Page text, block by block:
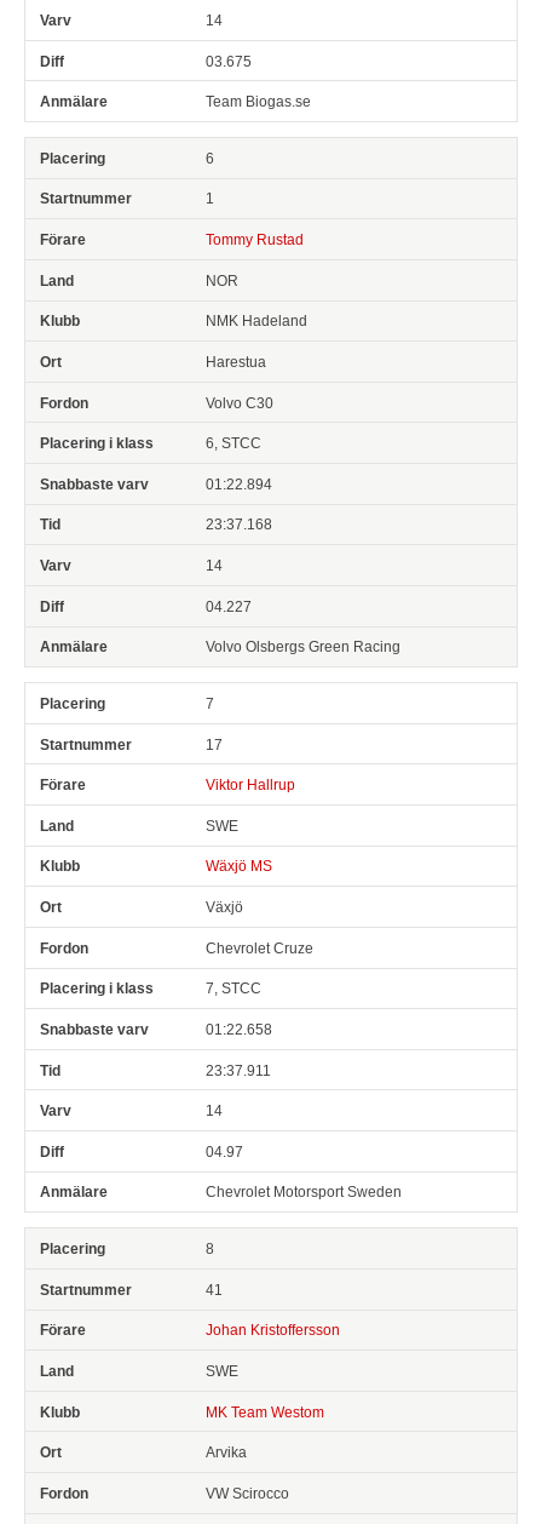
14
03.675
Team Biogas.se
6
1
Tommy Rustad
NOR
NMK Hadeland
Harestua
Volvo C30
6, STCC
01:22.894
23:37.168
14
04.227
Volvo Olsbergs Green Racing
7
17
Viktor Hallrup
SWE
Wäxjö MS
Växjö
Chevrolet Cruze
7, STCC
01:22.658
23:37.911
14
04.97
Chevrolet Motorsport Sweden
8
41
Johan Kristoffersson
SWE
MK Team Westom
Arvika
VW Scirocco